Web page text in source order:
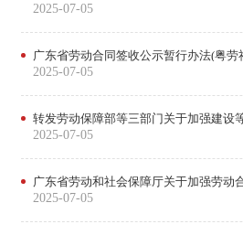
2025-07-05
广东省劳动合同签收公示暂行办法(粤劳
2025-07-05
转发劳动保障部等三部门关于加强建设
2025-07-05
广东省劳动和社会保障厅关于加强劳动
2025-07-05